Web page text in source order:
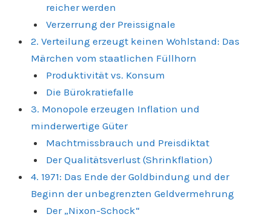
reicher werden
Verzerrung der Preissignale
2. Verteilung erzeugt keinen Wohlstand: Das
Märchen vom staatlichen Füllhorn
Produktivität vs. Konsum
Die Bürokratiefalle
3. Monopole erzeugen Inflation und
minderwertige Güter
Machtmissbrauch und Preisdiktat
Der Qualitätsverlust (Shrinkflation)
4. 1971: Das Ende der Goldbindung und der
Beginn der unbegrenzten Geldvermehrung
Der „Nixon-Schock“